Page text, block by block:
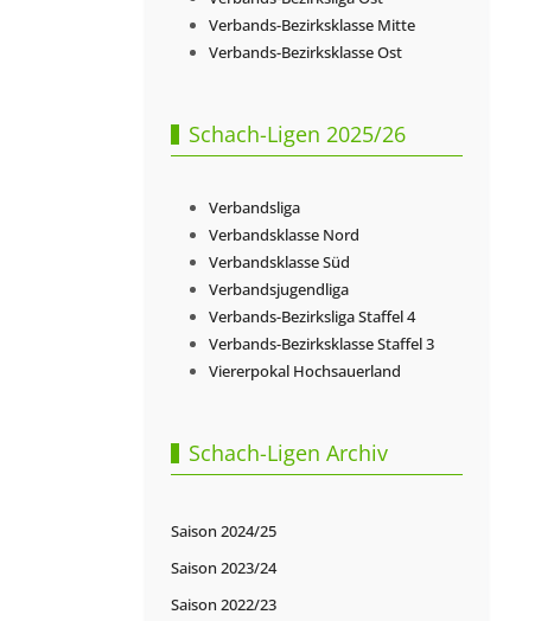
Verbands-Bezirksklasse Mitte
Verbands-Bezirksklasse Ost
Schach-Ligen 2025/26
Verbandsliga
Verbandsklasse Nord
Verbandsklasse Süd
Verbandsjugendliga
Verbands-Bezirksliga Staffel 4
Verbands-Bezirksklasse Staffel 3
Viererpokal Hochsauerland
Schach-Ligen Archiv
Saison 2024/25
Saison 2023/24
Saison 2022/23